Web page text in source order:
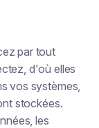
par tout
d'où elles
vos systèmes,
stockées.
les